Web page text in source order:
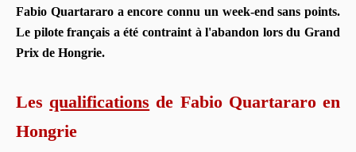
Fabio Quartararo a encore connu un week-end sans points.
Le pilote français a été contraint à l'abandon lors du Grand
Prix de Hongrie.
Les qualifications de Fabio Quartararo en
Hongrie